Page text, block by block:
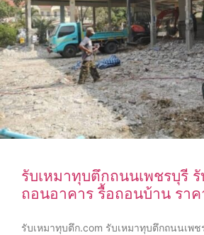
รับเหมาทุบตึกถนนเพชรบุรี
ถอนอาคาร รื้อถอนบ้าน ราค
รับเหมาทุบตึก.com รับเหมาทุบตึกถนนเพช